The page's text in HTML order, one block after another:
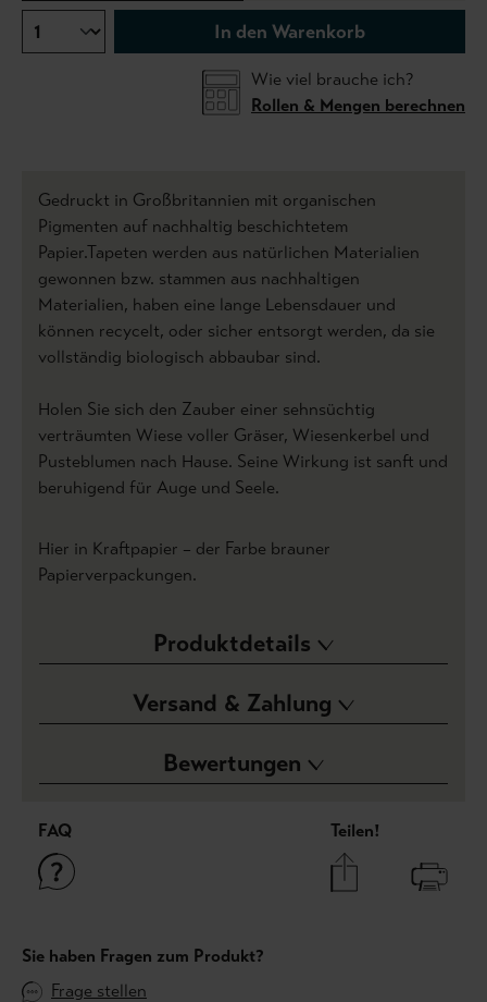
In den Warenkorb
Wie viel brauche ich?
Rollen & Mengen berechnen
Gedruckt in Großbritannien mit organischen
Pigmenten auf nachhaltig beschichtetem
Papier.Tapeten werden aus natürlichen Materialien
gewonnen bzw. stammen aus nachhaltigen
Materialien, haben eine lange Lebensdauer und
können recycelt, oder sicher entsorgt werden, da sie
vollständig biologisch abbaubar sind.
Holen Sie sich den Zauber einer sehnsüchtig
verträumten Wiese voller Gräser, Wiesenkerbel und
Pusteblumen nach Hause. Seine Wirkung ist sanft und
beruhigend für Auge und Seele.
Hier in Kraftpapier – der Farbe brauner
Papierverpackungen.
Produktdetails
Versand & Zahlung
Bewertungen
FAQ Teilen!
Sie haben Fragen zum Produkt?
Frage stellen